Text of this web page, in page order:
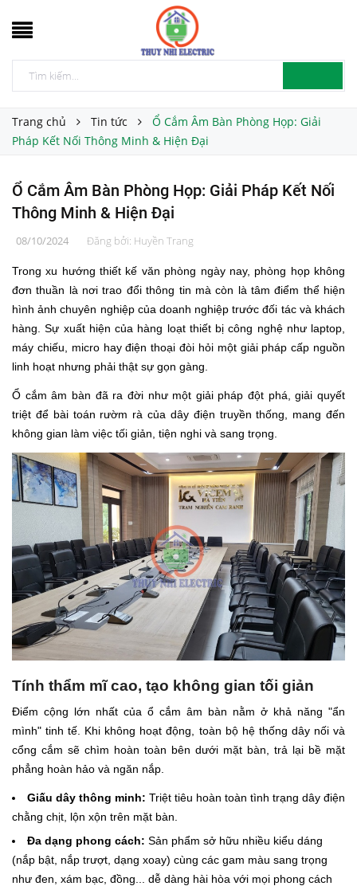
Trang chủ Tin tức
Ổ Cắm Âm Bàn Phòng Họp: Giải
Pháp Kết Nối Thông Minh & Hiện Đại
Ổ Cắm Âm Bàn Phòng Họp: Giải Pháp Kết Nối
Thông Minh & Hiện Đại
08/10/2024 Đăng bởi: Huyền Trang
Trong xu hướng thiết kế văn phòng ngày nay, phòng họp không
đơn thuần là nơi trao đổi thông tin mà còn là tâm điểm thể hiện
hình ảnh chuyên nghiệp của doanh nghiệp trước đối tác và khách
hàng. Sự xuất hiện của hàng loạt thiết bị công nghệ như laptop,
máy chiếu, micro hay điện thoại đòi hỏi một giải pháp cấp nguồn
linh hoạt nhưng phải thật sự gọn gàng.
Ổ cắm âm bàn đã ra đời như một giải pháp đột phá, giải quyết
triệt để bài toán rườm rà của dây điện truyền thống, mang đến
không gian làm việc tối giản, tiện nghi và sang trọng.
Tính thẩm mĩ cao, tạo không gian tối giản
Điểm cộng lớn nhất của ổ cắm âm bàn nằm ở khả năng "ẩn
mình" tinh tế. Khi không hoạt động, toàn bộ hệ thống dây nối và
cổng cắm sẽ chìm hoàn toàn bên dưới mặt bàn, trả lại bề mặt
phẳng hoàn hảo và ngăn nắp.
Giấu dây thông minh: Triệt tiêu hoàn toàn tình trạng dây điện
chằng chịt, lộn xộn trên mặt bàn.
Đa dạng phong cách: Sản phẩm sở hữu nhiều kiểu dáng
(nắp bật, nắp trượt, dạng xoay) cùng các gam màu sang trọng
như đen, xám bạc, đồng... dễ dàng hài hòa với mọi phong cách